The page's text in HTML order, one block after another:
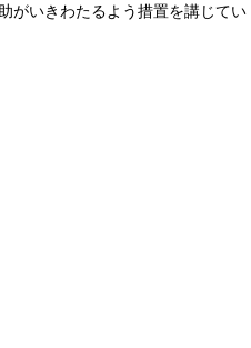
がいきわたるよう措置を講じてい